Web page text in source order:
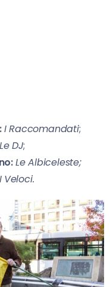
I Raccomandati;
Le DJ;
Le Albiceleste;
I Veloci.